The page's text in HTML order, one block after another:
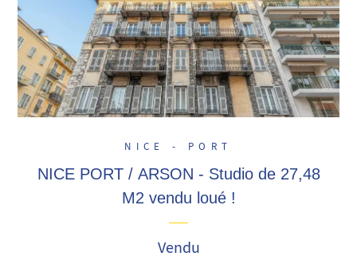
NICE - PORT
NICE PORT / ARSON - Studio de 27,48
M2 vendu loué !
Vendu